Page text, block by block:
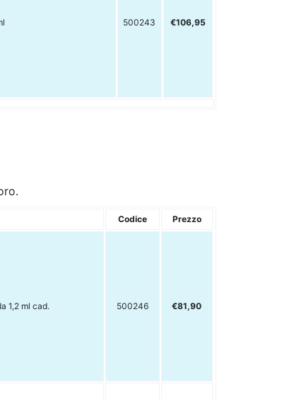
500243 €106,95
Codice Prezzo
1,2 ml cad. 500246 €81,90